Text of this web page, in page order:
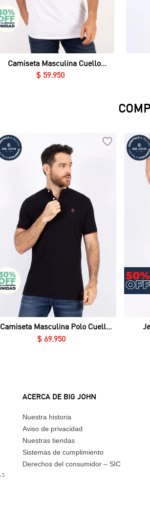
Vista rápida
Camiseta Masculina Cuello
Redondo Essential en Lycra Fría
$ 59.950
Vista rápida
Camiseta Masculina Polo Cuello
Nerú Essential en Piqué Lycrado
$ 69. 950
ACERCA DE BIG JOHN
Nuestra historia
Aviso de privacidad
Nuestras tiendas
Sistemas de cumplimiento
Derechos del consumidor – SIC